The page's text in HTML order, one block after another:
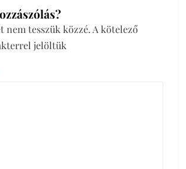
nem tesszük közzé. A kötelező
jelöltük